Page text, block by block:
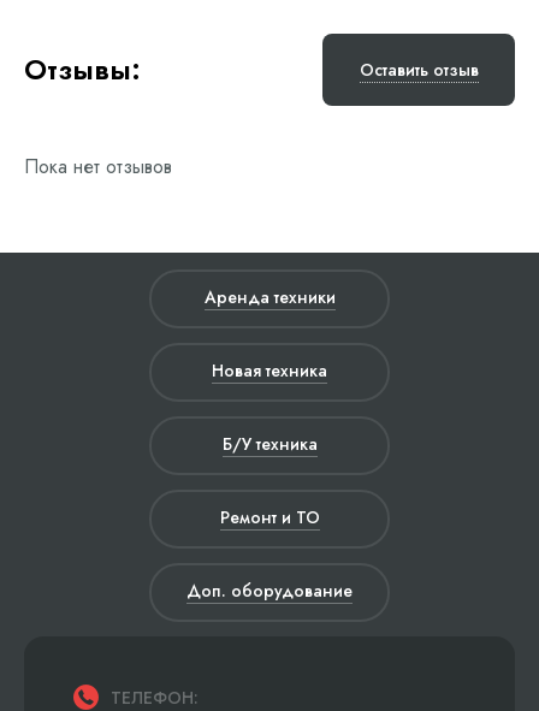
Отзывы: Оставить отзыв
Пока нет отзывов
Аренда техники
Новая техника
Б/У техника
Ремонт и ТО
Доп. оборудование
ТЕЛЕФОН: